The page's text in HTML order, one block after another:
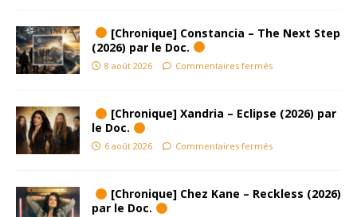
[Chronique] Constancia – The Next Step
(2026) par le Doc.
8 août 2026 Commentaires fermés
[Chronique] Xandria – Eclipse (2026) par
le Doc.
6 août 2026 Commentaires fermés
[Chronique] Chez Kane – Reckless (2026)
par le Doc.